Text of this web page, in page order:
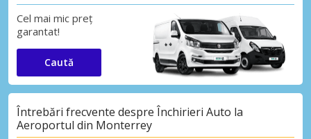
Cel mai mic preț
garantat!
Caută
Întrebări frecvente despre Închirieri Auto la
Aeroportul din Monterrey